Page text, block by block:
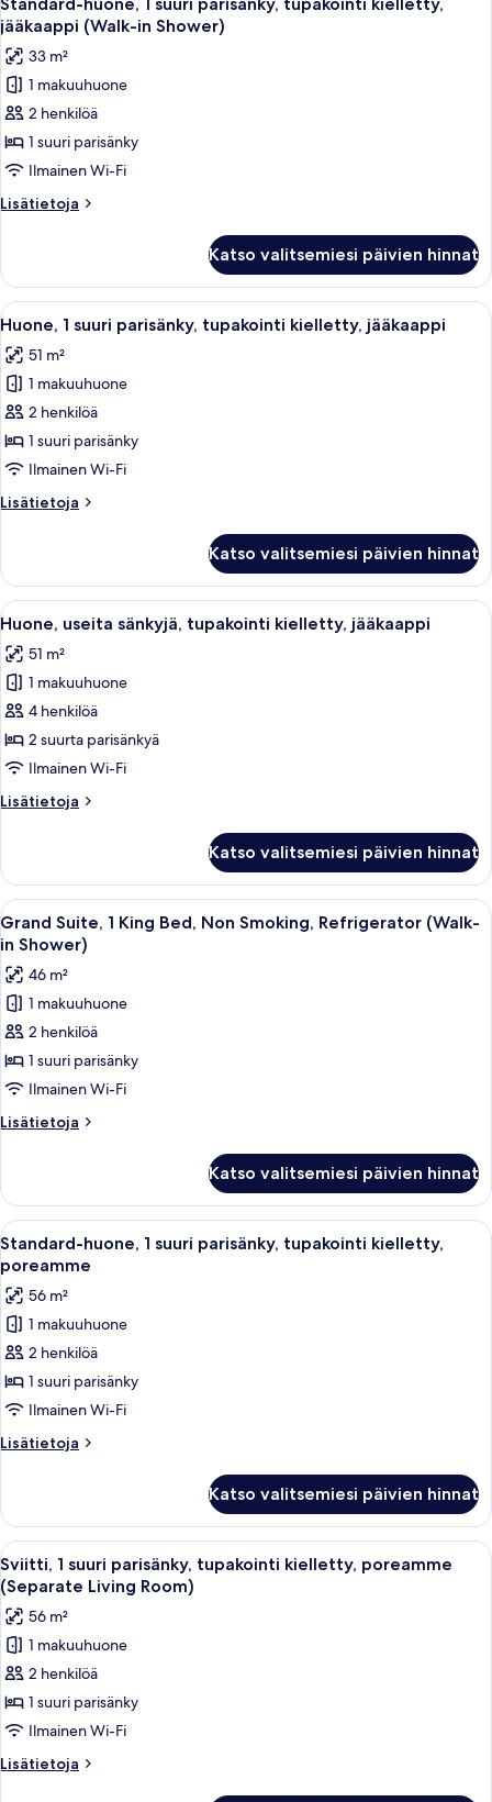
jääkaappi,
lisärakennuksessa
kaikki
huonetyypin
Standard-
huone,
1
suuri
parisänky,
tupakointi
kielletty,
(Walk-
in
Shower)
kuvat
jääkaappi (Walk-in Shower)
33 m²
1 makuuhuone
2 henkilöä
1 suuri parisänky
Ilmainen Wi-Fi
Lisätietoja
Lisätietoja
1
suuri
parisänky,
kielletty,
jääkaappi
in
Shower)
Katso valitsemiesi päivien hinnat
Avaa
kaikki
huonetyypin
Huone,
1
suuri
parisänky,
kielletty,
Hotellihuone, jossa on suuri sänky,
2
Huone, 1 suuri parisänky, tupakointi kielletty, jääkaappi
51 m²
1 makuuhuone
2 henkilöä
1 suuri parisänky
Ilmainen Wi-Fi
Lisätietoja
Lisätietoja
suuri
parisänky,
tupakointi
jääkaappi
Katso valitsemiesi päivien hinnat
Avaa
kaikki
huonetyypin
Huone,
useita
sänkyjä,
tupakointi
jääkaappi
Hotellihuone, jossa on kaksi
2
Huone, useita sänkyjä, tupakointi kielletty, jääkaappi
51 m²
1 makuuhuone
4 henkilöä
2 suurta parisänkyä
Ilmainen Wi-Fi
Lisätietoja
Lisätietoja
sänkyjä,
tupakointi
kielletty,
jääkaappi
Katso valitsemiesi päivien hinnat
Avaa
kaikki
huonetyypin
Grand
Suite,
1
King
Bed,
Non
Smoking,
(Walk-
in
Shower)
kuvat
Hotellihuone, jossa on suuri sänky,
3
Grand Suite, 1 King Bed, Non Smoking, Refrigerator (Walk-
in Shower)
46 m²
1 makuuhuone
2 henkilöä
1 suuri parisänky
Ilmainen Wi-Fi
Lisätietoja
Lisätietoja
1
King
Bed,
Non
Smoking,
Refrigerator
(Walk-
in
Shower)
Katso valitsemiesi päivien hinnat
Avaa
kaikki
huonetyypin
Standard-
huone,
1
suuri
parisänky,
tupakointi
kielletty,
kuvat
Moderni hotellihuone, jossa on
5
Standard-huone, 1 suuri parisänky, tupakointi kielletty,
poreamme
56 m²
1 makuuhuone
2 henkilöä
1 suuri parisänky
Ilmainen Wi-Fi
Lisätietoja
Lisätietoja
1
suuri
parisänky,
tupakointi
kielletty,
poreamme
Katso valitsemiesi päivien hinnat
Avaa
kaikki
huonetyypin
Sviitti,
suuri
parisänky,
tupakointi
kielletty,
poreamme
Moderni hotellihuone, jossa on suuri
6
Sviitti, 1 suuri parisänky, tupakointi kielletty, poreamme
(Separate Living Room)
56 m²
1 makuuhuone
2 henkilöä
1 suuri parisänky
Ilmainen Wi-Fi
Lisätietoja
Lisätietoja